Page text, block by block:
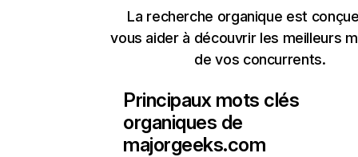
La recherche organique est
vous aider à découvrir les meilleurs
de vos concurrents.
Principaux mots clés
organiques de
majorgeeks.com